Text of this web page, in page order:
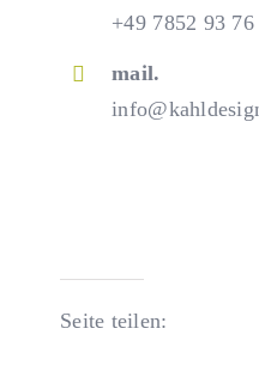
+49 7852 93 76
mail.
Seite teilen: